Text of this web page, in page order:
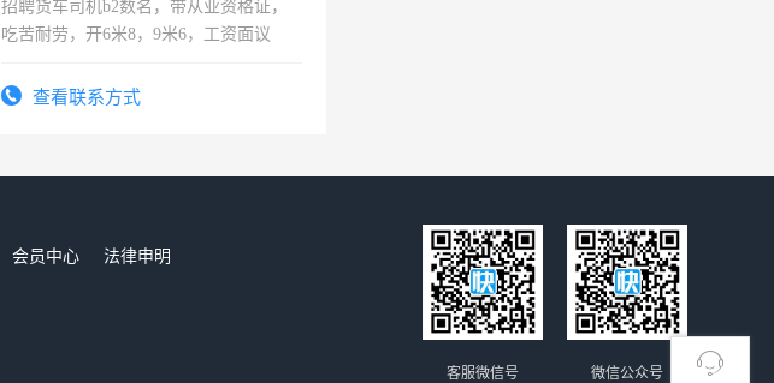
招聘货车司机b2数名，带从业资格证，
吃苦耐劳，开6米8，9米6，工资面议
查看联系方式
会员中心
法律申明
微信公众号
客服微信号